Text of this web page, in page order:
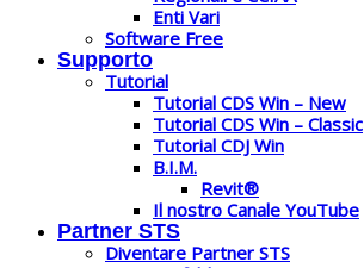
Enti Vari
Software Free
Supporto
Tutorial
Tutorial CDS Win – New
Tutorial CDS Win – Classic
Tutorial CDJ Win
B.I.M.
Revit®
Il nostro Canale YouTube
Partner STS
Diventare Partner STS